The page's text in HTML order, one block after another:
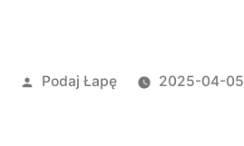
wszystko,
Opublikowane
Podaj Łapę 2025-04-05